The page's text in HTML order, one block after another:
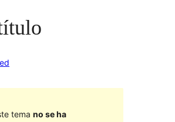
tema no se ha